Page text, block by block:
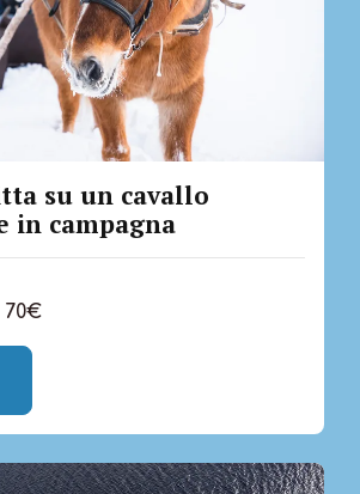
su un cavallo
in campagna